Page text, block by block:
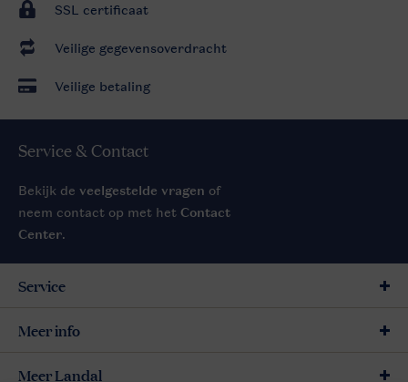
SSL certificaat
Veilige gegevensoverdracht
Veilige betaling
Service & Contact
Bekijk de veelgestelde vragen of
neem contact op met het Contact
Center.
Service
Meer info
Meer Landal